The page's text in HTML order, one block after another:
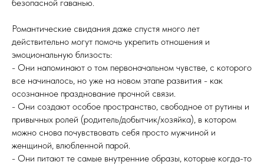
безопасной гаванью.
Романтические свидания даже спустя много лет
действительно могут помочь укрепить отношения и
эмоциональную близость:
- Они напоминают о том первоначальном чувстве, с которого
все начиналось, но уже на новом этапе развития - как
осознанное празднование прочной связи.
- Они создают особое пространство, свободное от рутины и
привычных ролей (родитель/добытчик/хозяйка), в котором
можно снова почувствовать себя просто мужчиной и
женщиной, влюбленной парой.
- Они питают те самые внутренние образы, которые когда-то